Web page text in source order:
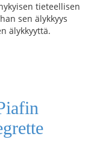
tieteellisen
sen älykkyys
älykkyyttä.